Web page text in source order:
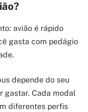
avião é rápido
gasta com pedágio
depende do seu
gastar. Cada modal
diferentes perfis